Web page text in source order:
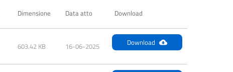
Dimensione Data atto Download
603.42 KB 16-06-2025 Download